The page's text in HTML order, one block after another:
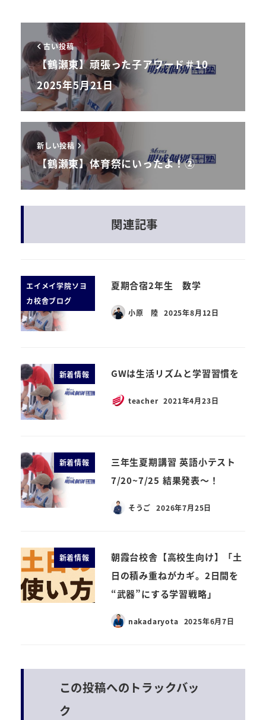
古い投稿
【鶴瀬東】頑張った子アワード＃10
2025年5月21日
新しい投稿
【鶴瀬東】体育祭にいったよ！②
関連記事
エイメイ学院ソヨ
カ校舎ブログ
夏期合宿2年生 数学
小原 陸 2025年8月12日
新着情報 GWは生活リズムと学習習慣を
teacher 2021年4月23日
新着情報
三年生夏期講習 英語小テスト
7/20~7/25 結果発表～！
そうご 2026年7月25日
新着情報
朝霞台校舎【高校生向け】「土
日の積み重ねがカギ。2日間を
“武器”にする学習戦略」
nakadaryota 2025年6月7日
この投稿へのトラックバッ
ク